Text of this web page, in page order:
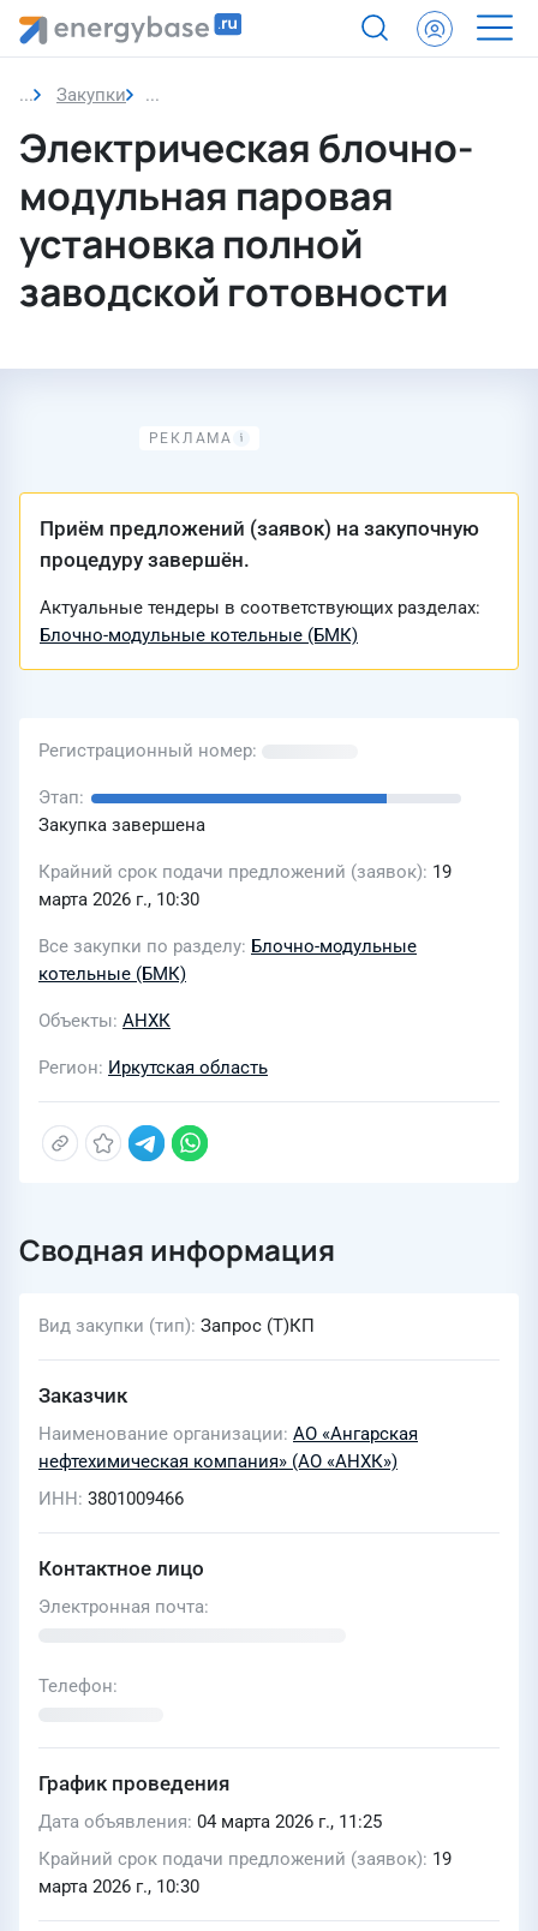
Закупки Закупка
Электрическая блочно-
модульная паровая
установка полной
заводской готовности
Приём предложений (заявок) на закупочную
процедуру завершён.
Актуальные тендеры в соответствующих разделах:
Блочно-модульные котельные (БМК)
Регистрационный номер
Этап
Закупка завершена
Крайний срок подачи предложений (заявок) 19
марта 2026 г., 10:30
Все закупки по разделу Блочно-модульные
котельные (БМК)
Объекты АНХК
Регион Иркутская область
Сводная информация
Вид закупки (тип) Запрос (Т)КП
Заказчик
Наименование организации АО «Ангарская
нефтехимическая компания» (АО «АНХК»)
ИНН 3801009466
Контактное лицо
Электронная почта
Телефон
График проведения
Дата объявления 04 марта 2026 г., 11:25
Крайний срок подачи предложений (заявок) 19
марта 2026 г., 10:30